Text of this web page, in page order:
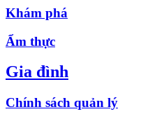
Khám phá
Ẩm thực
Gia đình
Chính sách quản lý